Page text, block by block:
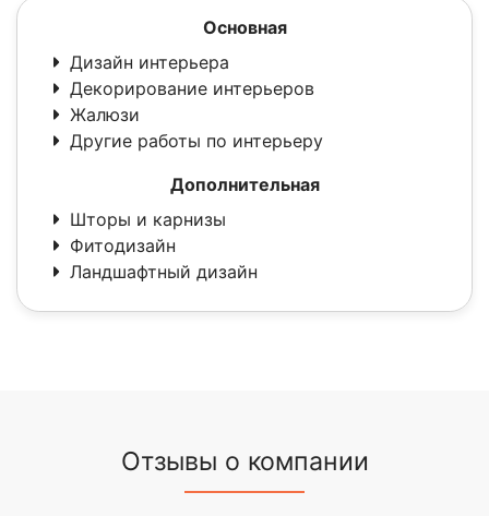
Основная
Дизайн интерьера
Декорирование интерьеров
Жалюзи
Другие работы по интерьеру
Дополнительная
Шторы и карнизы
Фитодизайн
Ландшафтный дизайн
Отзывы о компании